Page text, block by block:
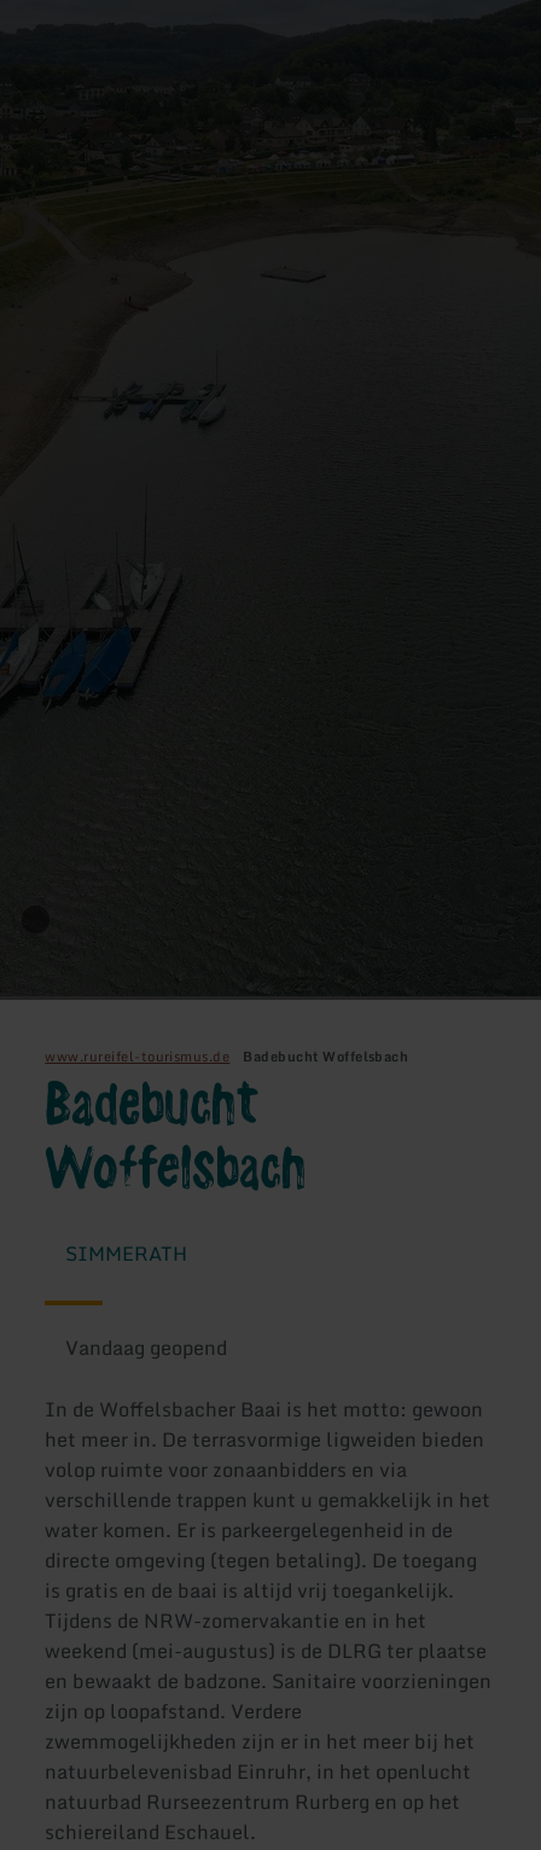
www.rureifel-tourismus.de Badebucht Woffelsbach
Badebucht
Woffelsbach
SIMMERATH
Vandaag geopend
In de Woffelsbacher Baai is het motto: gewoon
het meer in. De terrasvormige ligweiden bieden
volop ruimte voor zonaanbidders en via
verschillende trappen kunt u gemakkelijk in het
water komen. Er is parkeergelegenheid in de
directe omgeving (tegen betaling). De toegang
is gratis en de baai is altijd vrij toegankelijk.
Tijdens de NRW-zomervakantie en in het
weekend (mei-augustus) is de DLRG ter plaatse
en bewaakt de badzone. Sanitaire voorzieningen
zijn op loopafstand. Verdere
zwemmogelijkheden zijn er in het meer bij het
natuurbelevenisbad Einruhr, in het openlucht
natuurbad Rurseezentrum Rurberg en op het
schiereiland Eschauel.